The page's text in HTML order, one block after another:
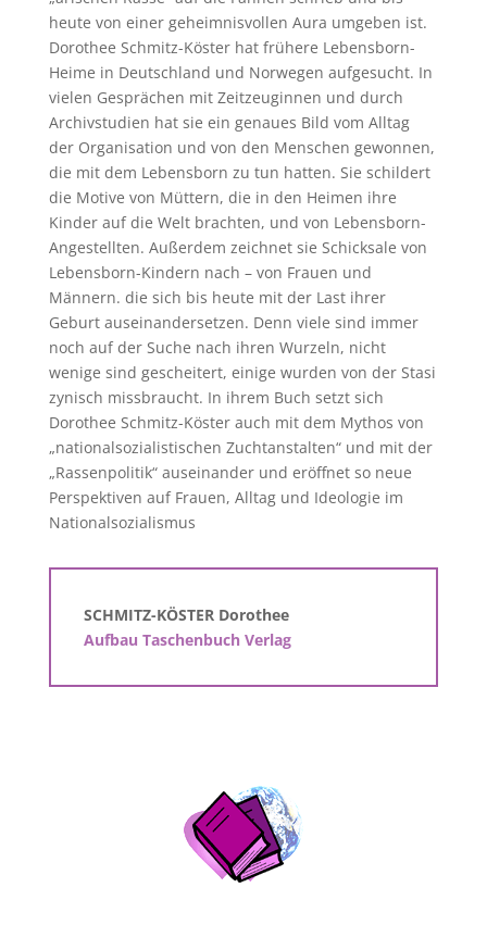
heute von einer geheimnisvollen Aura umgeben ist.
Dorothee Schmitz-Köster hat frühere Lebensborn-
Heime in Deutschland und Norwegen aufgesucht. In
vielen Gesprächen mit Zeitzeuginnen und durch
Archivstudien hat sie ein genaues Bild vom Alltag
der Organisation und von den Menschen gewonnen,
die mit dem Lebensborn zu tun hatten. Sie schildert
die Motive von Müttern, die in den Heimen ihre
Kinder auf die Welt brachten, und von Lebensborn-
Angestellten. Außerdem zeichnet sie Schicksale von
Lebensborn-Kindern nach – von Frauen und
Männern. die sich bis heute mit der Last ihrer
Geburt auseinandersetzen. Denn viele sind immer
noch auf der Suche nach ihren Wurzeln, nicht
wenige sind gescheitert, einige wurden von der Stasi
zynisch missbraucht. In ihrem Buch setzt sich
Dorothee Schmitz-Köster auch mit dem Mythos von
„nationalsozialistischen Zuchtanstalten“ und mit der
„Rassenpolitik“ auseinander und eröffnet so neue
Perspektiven auf Frauen, Alltag und Ideologie im
Nationalsozialismus
SCHMITZ-KÖSTER Dorothee
Aufbau Taschenbuch Verlag